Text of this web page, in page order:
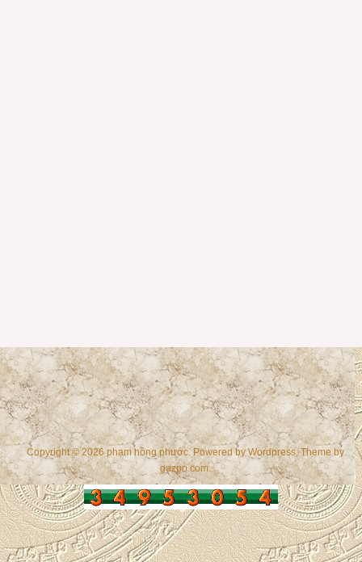
Copyright © 2026 phạm hồng phước. Powered byWordpress, Theme by
gazpo.com.